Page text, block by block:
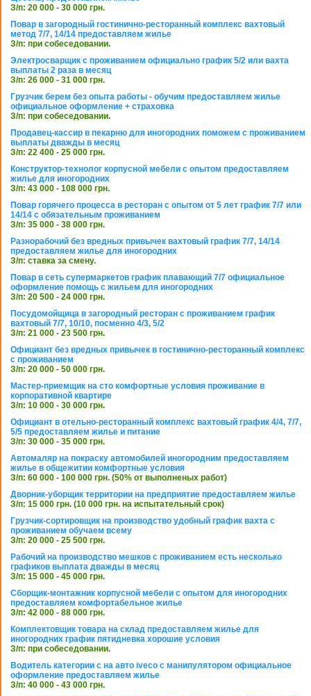
З/п: 20 000 - 30 000 грн.
Повар в загородный гостинично-ресторанный комплекс вахтовый
метод 7/7, 14/14 предоставляем жилье
З/п: при собеседовании.
Электросварщик с проживанием официально график 5/2 или вахта
выплаты 2 раза в месяц
З/п: 26 000 - 31 000 грн.
Грузчик берем без опыта работы - обучим предоставляем жилье
официальное оформление + страховка
З/п: при собеседовании.
Продавец-кассир в пекарню для иногородних поможем с проживанием
выплаты дважды в месяц
З/п: 22 400 - 25 000 грн.
Конструктор-технолог корпусной мебели с опытом предоставляем
жилье для иногородних
З/п: 43 000 - 108 000 грн.
Повар горячего процесса в ресторан с опытом от 5 лет график 7/7 или
14/14 с обязательным проживанием
З/п: 35 000 - 38 000 грн.
Разнорабочий без вредных привычек вахтовый график 7/7, 14/14
предоставляем жилье для иногородних
З/п: ставка за смену.
Повар в сеть супермаркетов график плавающий 7/7 официальное
оформление помощь с жильем для иногородних
З/п: 20 500 - 24 000 грн.
Посудомойщица в загородный ресторан с проживанием график
вахтовый 7/7, 10/10, посменно 4/3, 5/2
З/п: 21 000 - 23 500 грн.
Официант без вредных привычек в гостинично-ресторанный комплекс
с проживанием
З/п: 20 000 - 50 000 грн.
Мастер-приемщик на сто комфортные условия проживание в
корпоративной квартире
З/п: 10 000 - 30 000 грн.
Официант в отельно-ресторанный комплекс вахтовый график 4/4, 7/7,
5/5 предоставляем жилье и питание
З/п: 30 000 - 35 000 грн.
Автомаляр на покраску автомобилей иногородним предоставляем
жилье в общежитии комфортные условия
З/п: 60 000 - 100 000 грн. (50% от выполненых работ)
Дворник-уборщик территории на предприятие предоставляем жилье
З/п: 15 000 грн. (10 000 грн. на испытательный срок)
Грузчик-сортировщик на производство удобный график вахта с
проживанием обучаем всему
З/п: 20 000 - 25 500 грн.
Рабочий на производство мешков с проживанием есть несколько
графиков выплата дважды в месяц
З/п: 15 000 - 45 000 грн.
Сборщик-монтажник корпусной мебели с опытом для иногородних
предоставляем комфортабельное жилье
З/п: 42 000 - 88 000 грн.
Комплектовщик товара на склад предоставляем жилье для
иногородних график пятидневка хорошие условия
З/п: при собеседовании.
Водитель категории с на авто iveco с манипулятором официальное
оформление предоставляем жилье
З/п: 40 000 - 43 000 грн.